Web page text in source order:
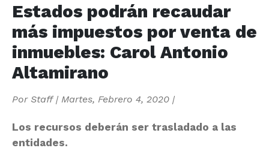
Estados podrán recaudar
más impuestos por venta de
inmuebles: Carol Antonio
Altamirano
Por Staff| Martes, Febrero 4, 2020 |
Los recursos deberán ser trasladado a las
entidades.